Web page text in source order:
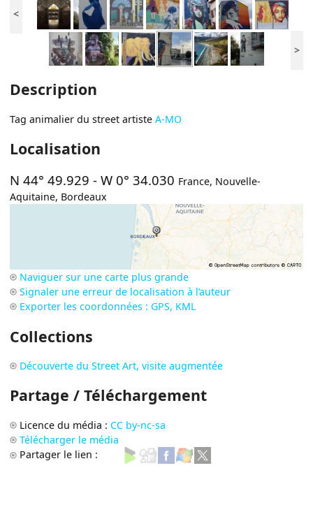
<
>
Description
Tag animalier du street artisteA-MO
Localisation
N 44° 49.929 -W 0° 34.030 France, Nouvelle-
Aquitaine, Bordeaux
Naviguer sur une carte plus grande
Signaler une erreur de localisation à l’auteur
Exporter les coordonnées : GPS, KML
Collections
Découverte du Street Art, visite augmentée
Partage / Téléchargement
Licence du média : CC by-nc-sa
Télécharger le média
Partager le lien :